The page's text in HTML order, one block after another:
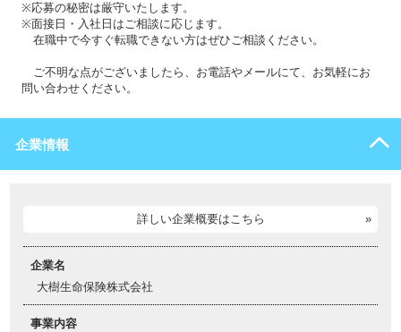
※応募の秘密は厳守いたします。
※面接日・入社日はご相談に応じます。
在職中で今すぐ転職できない方はぜひご相談ください。
ご不明な点がございましたら、お電話やメールにて、お気軽にお
問い合わせください。
企業情報
詳しい企業概要はこちら
企業名
大樹生命保険株式会社
事業内容